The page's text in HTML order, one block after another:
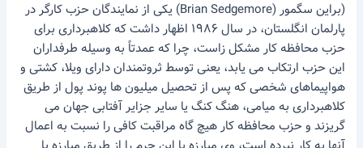
(براین سگمور (Brian Sedgemore) یکی از نمایندگان حزب کارگر در
پارلمان انگلستان، در سال ۱۹۸۶ اظهار داشت که کلاهبرداری برای
حزب محافظه کار مشکل زاست، چرا که عمدتاً به وسیله طرفداران
این حزب ارتکاب می یابد، یعنی توسط ثروتمندان دارای ویلا، کشتی و
هواپیماهای شخصی که پس از تحصیل میلیون ها پوند پول از طریق
کلاهبرداری به میامی، هنگ کنگ یا سایر جزایر آفتابی جهان می
گریزند و حزب محافظه کار هیچ گاه مراقبت کافی را نسبت به اعمال